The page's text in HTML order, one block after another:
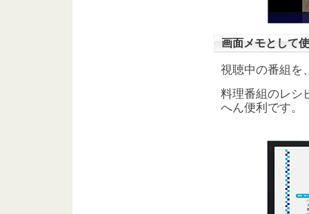
画面メモとして
視聴中の番組を
料理番組のレシ
へん便利です。